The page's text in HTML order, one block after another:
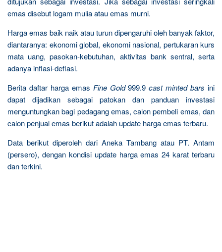
emas disebut logam mulia atau emas murni.
Harga emas baik naik atau turun dipengaruhi oleh banyak faktor,
diantaranya: ekonomi global, ekonomi nasional, pertukaran kurs
mata uang, pasokan-kebutuhan, aktivitas bank sentral, serta
adanya inflasi-deflasi.
Berita daftar harga emas Fine Gold999.9cast minted barsini
dapat dijadikan sebagai patokan dan panduan investasi
menguntungkan bagi pedagang emas, calon pembeli emas, dan
calon penjual emas berikut adalah update harga emas terbaru.
Data berikut diperoleh dari Aneka Tambang atau PT. Antam
(persero), dengan kondisi update harga emas 24 karat terbaru
dan terkini.